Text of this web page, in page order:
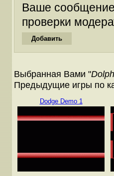
Ваше
проверки
Выбранная Вами "
Предыдущие игры по
Dodge Demo 1